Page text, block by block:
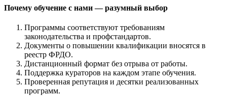
Почему обучение с нами — разумный выбор
Программы соответствуют требованиям
законодательства и профстандартов.
Документы о повышении квалификации вносятся в
реестр ФРДО.
Дистанционный формат без отрыва от работы.
Поддержка кураторов на каждом этапе обучения.
Проверенная репутация и десятки реализованных
программ.